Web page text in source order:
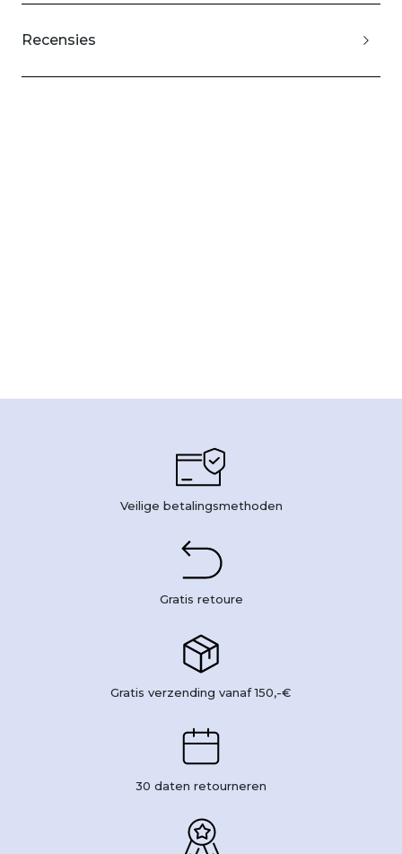
Recensies
Veilige betalingsmethoden
Gratis retoure
Gratis verzending vanaf 150,-€
30 daten retourneren